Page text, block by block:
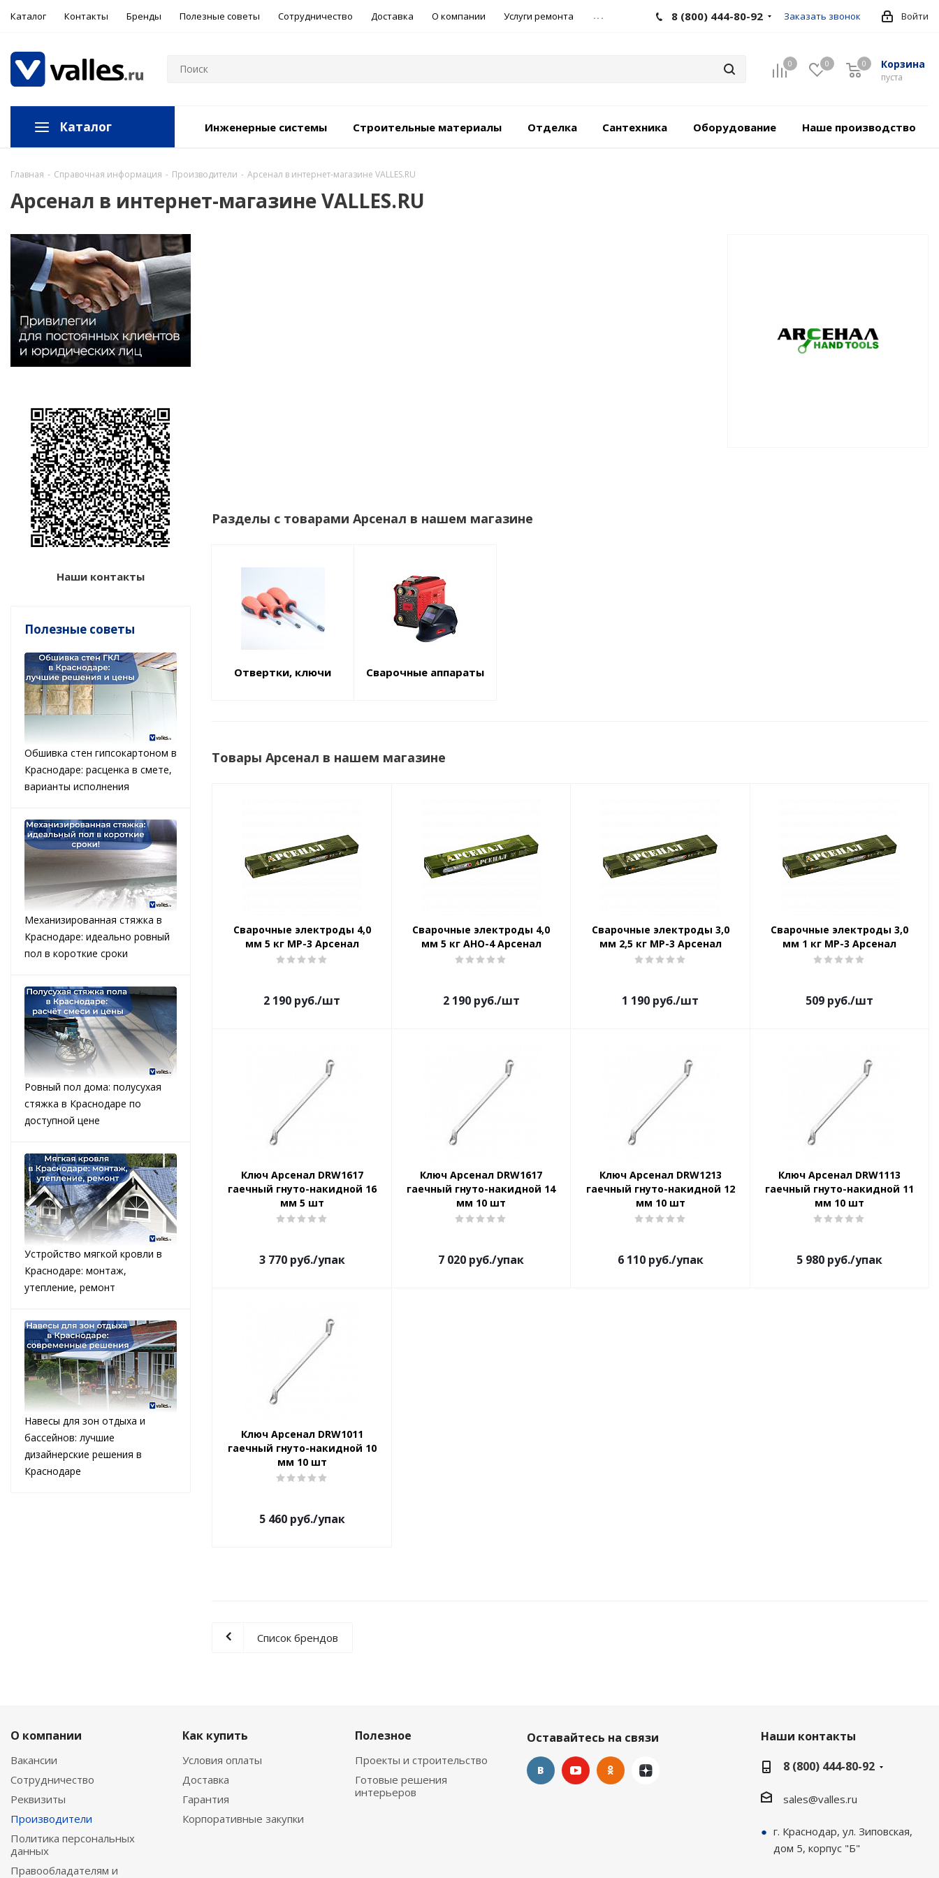
Каталог Контакты Бренды Полезные советы Сотрудничество Доставка О компании Услуги ремонта ... Войти
8 (800) 444-80-92 Заказать звонок
0 0 Корзина
пуста
0
Каталог Инженерные системы Строительные материалы Отделка Сантехника Оборудование Наше производство
Главная - Справочная информация - Производители - Арсенал в интернет-магазине VALLES.RU
Арсенал в интернет-магазине VALLES.RU
Разделы с товарами Арсенал в нашем магазине
Отвертки, ключи Сварочные аппараты
Товары Арсенал в нашем магазине
Сварочные электроды 4,0
мм 5 кг МР-3 Арсенал
2 190 руб./шт
Сварочные электроды 4,0
мм 5 кг АНО-4 Арсенал
2 190руб./шт
Сварочные электроды 3,0
мм 2,5 кг МР-3 Арсенал
1 190 руб./шт
Сварочные электроды 3,0
мм 1 кг МР-3 Арсенал
509 руб./шт
Ключ Арсенал DRW1617
гаечный гнуто-накидной 16
мм 5 шт
3 770руб./упак
Ключ Арсенал DRW1617
гаечный гнуто-накидной 14
мм 10 шт
7 020 руб./упак
Ключ Арсенал DRW1213
гаечный гнуто-накидной 12
мм 10 шт
6 110руб./упак
Ключ Арсенал DRW1113
гаечный гнуто-накидной 11
мм 10 шт
5 980 руб./упак
Ключ Арсенал DRW1011
гаечный гнуто-накидной 10
мм 10 шт
5 460руб./упак
Список брендов
Наши контакты
Полезные советы
Обшивка стен гипсокартоном в
Краснодаре: расценка в смете,
варианты исполнения
Механизированная стяжка в
Краснодаре: идеально ровный
пол в короткие сроки
Ровный пол дома: полусухая
стяжка в Краснодаре по
доступной цене
Устройство мягкой кровли в
Краснодаре: монтаж,
утепление, ремонт
Навесы для зон отдыха и
бассейнов: лучшие
дизайнерские решения в
Краснодаре
О компании
Вакансии
Сотрудничество
Реквизиты
Производители
Политика персональных
данных
Правообладателям и
Как купить
Условия оплаты
Доставка
Гарантия
Корпоративные закупки
Полезное
Проекты и строительство
Готовые решения
интерьеров
Оставайтесь на связи
Наши контакты
8 (800) 444-80-92
sales@valles.ru
г. Краснодар, ул. Зиповская,
дом 5, корпус "Б"